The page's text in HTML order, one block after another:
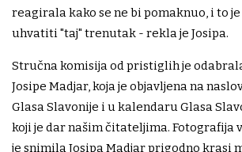
reagirala kako se ne bi pomaknuo, i to
uhvatiti "taj" trenutak - rekla je Josipa.
Stručna komisija od pristiglih je
Josipe Madjar, koja je objavljena na
Glasa Slavonije i u kalendaru Glasa
koji je dar našim čitateljima. Fotografija
je snimila Josipa Madjar prigodno krasi